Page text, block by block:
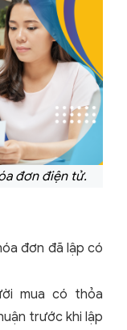
đơn điện tử.
đơn đã lập có
mua có thỏa
trước khi lập